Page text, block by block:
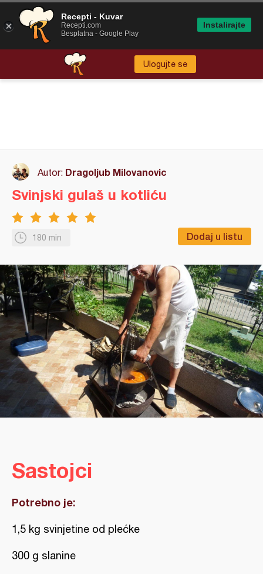
Ulogujte se
Autor: Dragoljub Milovanovic
180 min Dodaj u listu
Svinjski gulaš u kotliću
Sastojci
Potrebno je:
1,5 kg svinjetine od plećke
300 g slanine
Recepti - Kuvar
Recepti.com
Besplatna - Google Play
Instalirajte